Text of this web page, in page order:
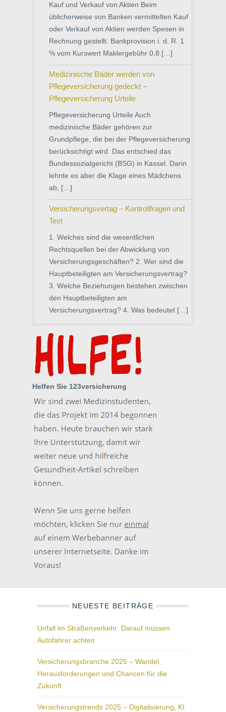
Kauf und Verkauf von Aktien Beim
üblicherweise von Banken vermittelten Kauf
oder Verkauf von Aktien werden Spesen in
Rechnung gestellt. Bankprovision i. d. R. 1
% vom Kurswert Maklergebühr 0,8 […]
Medizinische Bäder werden von
Pflegeversicherung gedeckt –
Pflegeversicherung Urteile
Pflegeversicherung Urteile Auch
medizinische Bäder gehören zur
Grundpflege, die bei der Pflegeversicherung
berücksichtigt wird. Das entschied das
Bundessozialgericht (BSG) in Kassel. Darin
lehnte es aber die Klage eines Mädchens
ab, […]
Versicherungsvertag – Kontrollfragen und
Test
1. Welches sind die wesentlichen
Rechtsquellen bei der Abwicklung von
Versicherungsgeschäften? 2. Wer sind die
Hauptbeteiligten am Versicherungsvertrag?
3. Welche Beziehungen bestehen zwischen
den Hauptbeteiligten am
Versicherungsvertrag? 4. Was bedeutet […]
Helfen Sie 123versicherung
NEUESTE BEITRÄGE
Unfall im Straßenverkehr: Darauf müssen
Autofahrer achten
Versicherungsbranche 2025 – Wandel,
Herausforderungen und Chancen für die
Zukunft
Versicherungstrends 2025 – Digitalisierung, KI